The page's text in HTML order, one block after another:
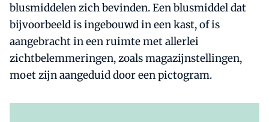
blusmiddelen zich bevinden. Een blusmiddel dat
bijvoorbeeld is ingebouwd in een kast, of is
aangebracht in een ruimte met allerlei
zichtbelemmeringen, zoals magazijnstellingen,
moet zijn aangeduid door een pictogram.